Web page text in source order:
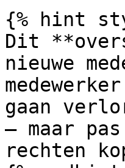
{% hint
Dit
nieuwe
gaan
— maar
rechten